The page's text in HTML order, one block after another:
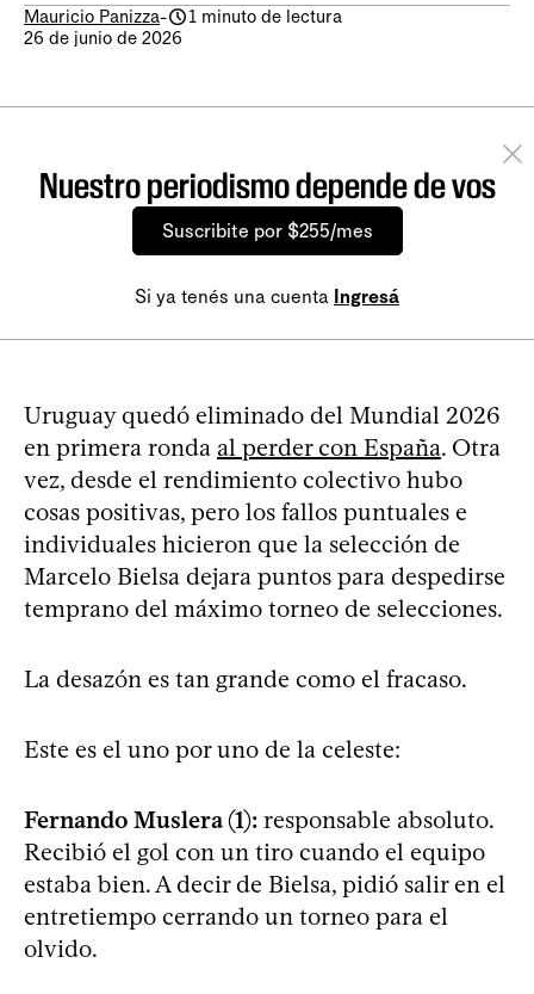
Mauricio Panizza-
1 minuto de lectura
26 de junio de 2026
Nuestro periodismo depende de vos
Suscribite por $255/mes
Si ya tenés una cuenta Ingresá
Uruguay quedó eliminado del Mundial 2026
en primera ronda al perder con España. Otra
vez, desde el rendimiento colectivo hubo
cosas positivas, pero los fallos puntuales e
individuales hicieron que la selección de
Marcelo Bielsa dejara puntos para despedirse
temprano del máximo torneo de selecciones.
La desazón es tan grande como el fracaso.
Este es el uno por uno de la celeste:
Fernando Muslera (1): responsable absoluto.
Recibió el gol con un tiro cuando el equipo
estaba bien. A decir de Bielsa, pidió salir en el
entretiempo cerrando un torneo para el
olvido.